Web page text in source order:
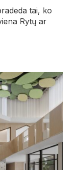
tai, ko
Rytų ar